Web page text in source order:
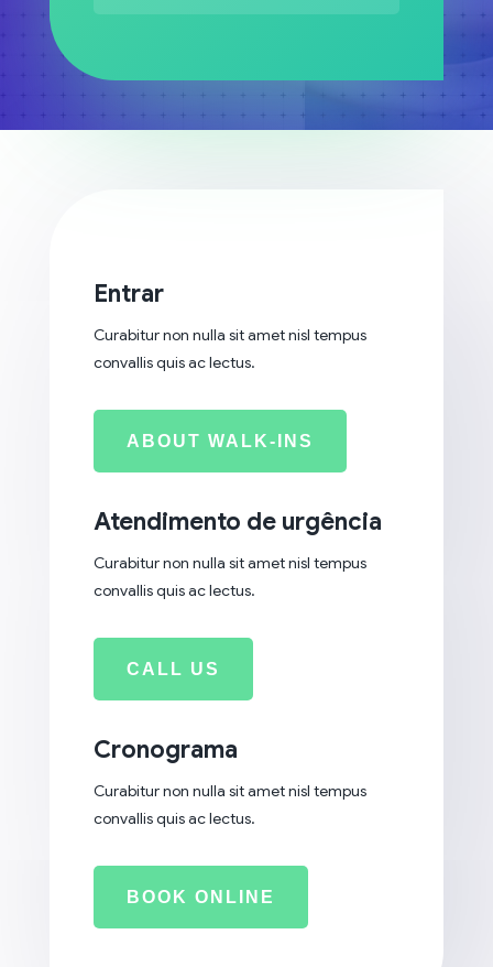
Entrar
Curabitur non nulla sit amet nisl tempus
convallis quis ac lectus.
ABOUT WALK-INS
Atendimento de urgência
Curabitur non nulla sit amet nisl tempus
convallis quis ac lectus.
CALL US
Cronograma
Curabitur non nulla sit amet nisl tempus
convallis quis ac lectus.
BOOK ONLINE